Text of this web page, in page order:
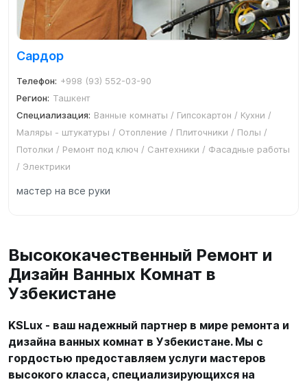
Сардор
Телефон: +998 (93) 552-03-90
Регион: Ташкент
Специализация: Ванные комнаты / Гипсокартон / Кухни /
Маляры - штукатуры / Отопление / Плиточники / Полы /
Потолки / Ремонт под ключ / Сантехники / Фасадные работы
/ Электрики
мастер на все руки
Высококачественный Ремонт и
Дизайн Ванных Комнат в
Узбекистане
KSLux - ваш надежный партнер в мире ремонта и
дизайна ванных комнат в Узбекистане. Мы с
гордостью предоставляем услуги мастеров
высокого класса, специализирующихся на